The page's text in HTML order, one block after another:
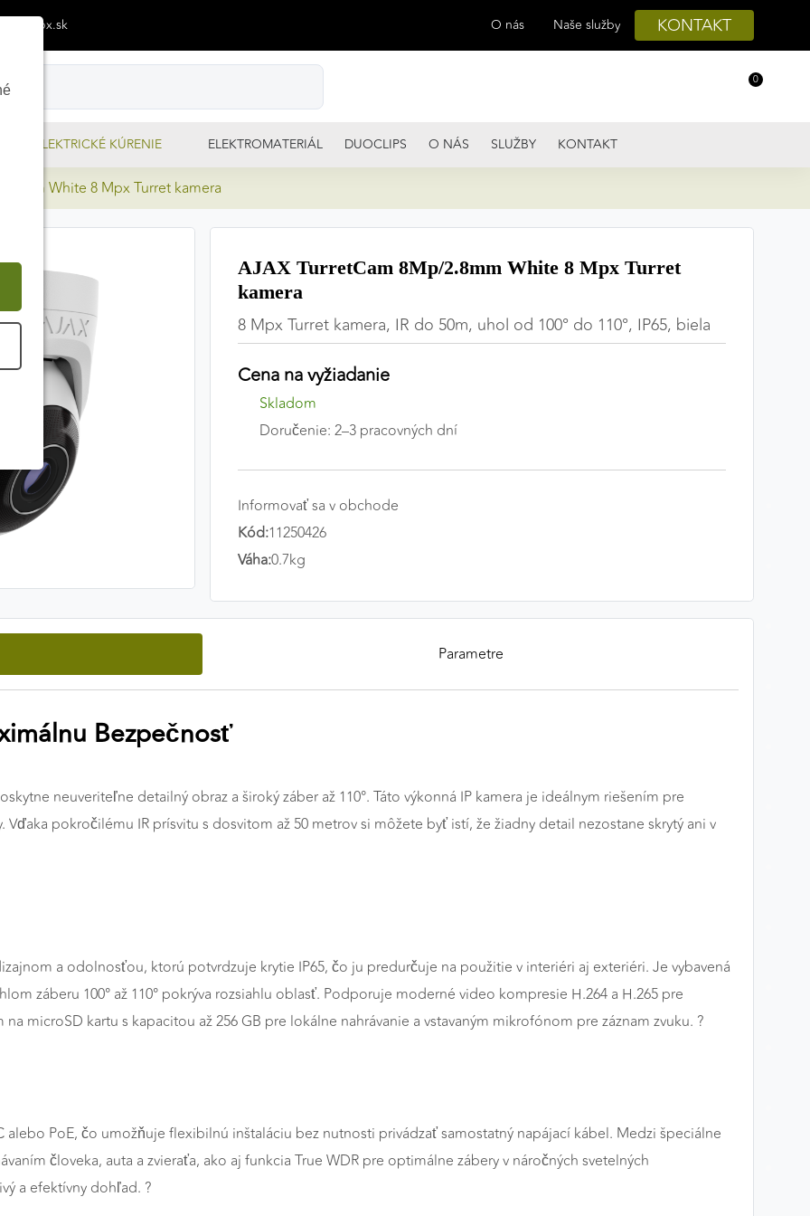
O nás Naše služby KONTAKT
0
ELEKTRICKÉ KÚRENIE ELEKTROMATERIÁL DUOCLIPS O NÁS SLUŽBY KONTAKT
White 8 Mpx Turret kamera
AJAX TurretCam 8Mp/2.8mm White 8 Mpx Turret
kamera
8 Mpx Turret kamera, IR do 50m, uhol od 100° do 110°, IP65, biela
Cena na vyžiadanie
Skladom
Doručenie: 2–3 pracovných dní
Informovať sa v obchode
Kód:11250426
Váha:0.7kg
Parametre
Bezpečnosť
neuveriteľne detailný obraz a široký záber až 110°. Táto výkonná IP kamera je ideálnym riešením pre
pokročilému IR prísvitu s dosvitom až 50 metrov si môžete byť istí, že žiadny detail nezostane skrytý ani v
a odolnosťou, ktorú potvrdzuje krytie IP65, čo ju predurčuje na použitie v interiéri aj exteriéri. Je vybavená
záberu 100° až 110° pokrýva rozsiahlu oblasť. Podporuje moderné video kompresie H.264 a H.265 pre
microSD kartu s kapacitou až 256 GB pre lokálne nahrávanie a vstavaným mikrofónom pre záznam zvuku. ?️
PoE, čo umožňuje flexibilnú inštaláciu bez nutnosti privádzať samostatný napájací kábel. Medzi špeciálne
človeka, auta a zvieraťa, ako aj funkcia True WDR pre optimálne zábery v náročných svetelných
a efektívny dohľad. ?️